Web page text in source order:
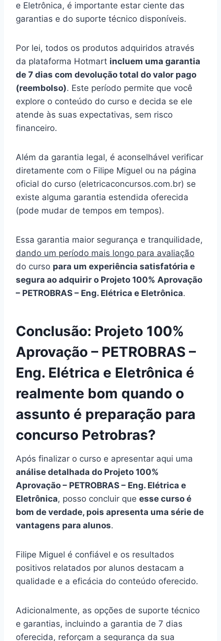
e Eletrônica, é importante estar ciente das
garantias e do suporte técnico disponíveis.
Por lei, todos os produtos adquiridos através
da plataforma Hotmart incluem uma garantia
de 7 dias com devolução total do valor pago
(reembolso). Este período permite que você
explore o conteúdo do curso e decida se ele
atende às suas expectativas, sem risco
financeiro.
Além da garantia legal, é aconselhável verificar
diretamente com o Filipe Miguel ou na página
oficial do curso (eletricaconcursos.com.br) se
existe alguma garantia estendida oferecida
(pode mudar de tempos em tempos).
Essa garantia maior segurança e tranquilidade,
dando um período mais longo para avaliação
do curso para um experiência satisfatória e
segura ao adquirir o Projeto 100% Aprovação
– PETROBRAS – Eng. Elétrica e Eletrônica.
Conclusão: Projeto 100%
Aprovação – PETROBRAS –
Eng. Elétrica e Eletrônica é
realmente bom quando o
assunto é preparação para
concurso Petrobras?
Após finalizar o curso e apresentar aqui uma
análise detalhada do Projeto 100%
Aprovação – PETROBRAS – Eng. Elétrica e
Eletrônica, posso concluir que esse curso é
bom de verdade, pois apresenta uma série de
vantagens para alunos.
Filipe Miguel é confiável e os resultados
positivos relatados por alunos destacam a
qualidade e a eficácia do conteúdo oferecido.
Adicionalmente, as opções de suporte técnico
e garantias, incluindo a garantia de 7 dias
oferecida, reforçam a segurança da sua